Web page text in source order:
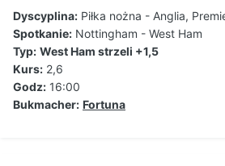
Dyscyplina: Piłka nożna - Anglia,
Spotkanie: Nottingham - West Ham
Typ: West Ham strzeli +1,5
Kurs: 2,6
Godz: 16:00
Bukmacher: Fortuna